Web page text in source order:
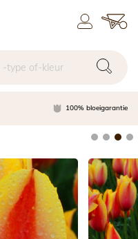
100% bloeigarantie